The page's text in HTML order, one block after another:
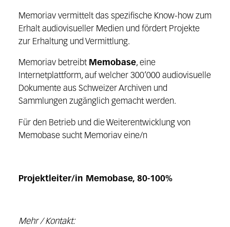
Memoriav vermittelt das spezifische Know-how zum
Erhalt audiovisueller Medien und fördert Projekte
zur Erhaltung und Vermittlung.
Memoriav betreibt Memobase, eine
Internetplattform, auf welcher 300’000 audiovisuelle
Dokumente aus Schweizer Archiven und
Sammlungen zugänglich gemacht werden.
Für den Betrieb und die Weiterentwicklung von
Memobase sucht Memoriav eine/n
Projektleiter/in Memobase, 80-100%
Mehr / Kontakt: